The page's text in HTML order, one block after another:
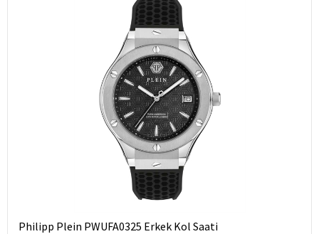
Philipp Plein PWUFA0325 Erkek Kol Saati